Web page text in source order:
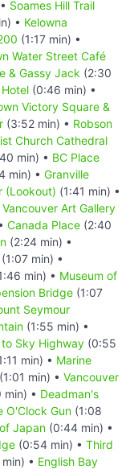
Soames Hill Trail
• Kelowna
(1:17 min) •
Water Street Café
& Gassy Jack (2:30
(0:46 min) •
Victory Square &
(3:52 min) • Robson
Church Cathedral
min) • BC Place
min) • Granville
(Lookout) (1:41 min) •
Vancouver Art Gallery
Canada Place (2:40
(2:24 min) •
(1:07 min) •
min) • Museum of
Bridge (1:07
Seymour
(1:55 min) •
to Sky Highway (0:55
min) • Marine
(1:01 min) • Vancouver
min) • Deadman's
O'Clock Gun (1:08
Japan (0:44 min) •
(0:54 min) • Third
• English Bay